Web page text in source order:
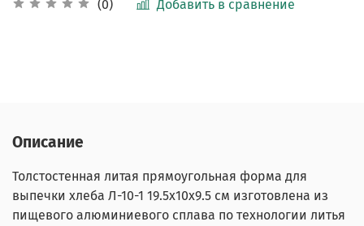
(0) Добавить в сравнение
Описание
Толстостенная литая прямоугольная форма для
выпечки хлеба Л-10-1 19.5х10х9.5 см изготовлена из
пищевого алюминиевого сплава по технологии литья